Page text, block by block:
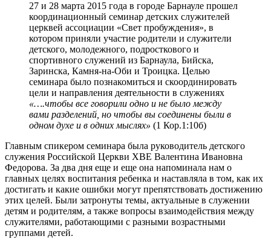
27 и 28 марта 2015 года в городе Барнауле прошел
координационный семинар детских служителей
церквей ассоциации «Свет пробуждения», в
котором приняли участие родители и служители
детского, молодежного, подросткового и
спортивного служений из Барнаула, Бийска,
Заринска, Камня-на-Оби и Троицка. Целью
семинара было познакомиться и скоординировать
цели и направления деятельности в служениях
«….чтобы все говорили одно и не было между
вами разделений, но чтобы вы соединены были в
одном духе и в одних мыслях» (1 Кор.1:10б)
Главным спикером семинара была руководитель детского
служения Российской Церкви ХВЕ Валентина Ивановна
Федорова. За два дня еще и еще она напоминала нам о
главных целях воспитания ребенка и наставляла в том, как их
достигать и какие ошибки могут препятствовать достижению
этих целей. Были затронуты темы, актуальные в служении
детям и родителям, а также вопросы взаимодействия между
служителями, работающими с разными возрастными
группами детей.